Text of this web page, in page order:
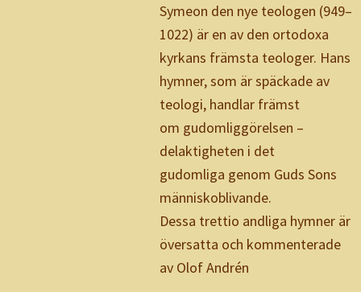
Symeon den nye teologen (949–
1022) är en av den ortodoxa
kyrkans främsta teologer. Hans
hymner, som är späckade av
teologi, handlar främst
om gudomliggörelsen –
delaktigheten i det
gudomliga genom Guds Sons
människoblivande.
Dessa trettio andliga hymner är
översatta och kommenterade
av Olof Andrén